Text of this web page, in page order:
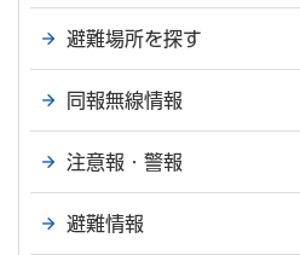
避難場所を探す
同報無線情報
注意報・警報
避難情報